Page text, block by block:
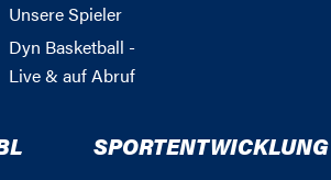
Unsere Spieler
Dyn Basketball -
Live & auf Abruf
SPORTENTWICKLUNG